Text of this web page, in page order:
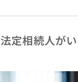
定相続人が